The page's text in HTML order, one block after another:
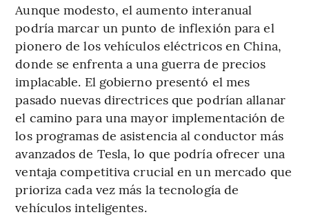
Aunque modesto, el aumento interanual
podría marcar un punto de inflexión para el
pionero de los vehículos eléctricos en China,
donde se enfrenta a una guerra de precios
implacable. El gobierno presentó el mes
pasado nuevas directrices que podrían allanar
el camino para una mayor implementación de
los programas de asistencia al conductor más
avanzados de Tesla, lo que podría ofrecer una
ventaja competitiva crucial en un mercado que
prioriza cada vez más la tecnología de
vehículos inteligentes.